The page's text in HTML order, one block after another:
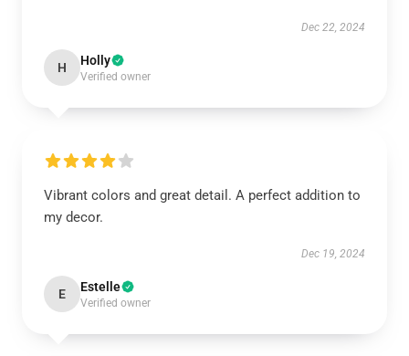
Dec 22, 2024
H Holly
Verified owner
Vibrant colors and great detail. A perfect addition to
my decor.
Dec 19, 2024
E Estelle
Verified owner